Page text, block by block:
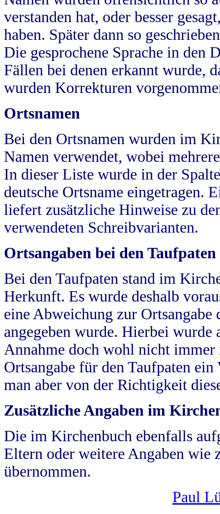
verstanden hat, oder besser
haben. Später dann so
Die gesprochene Sprache in
Fällen bei denen erkannt wurde,
wurden Korrekturen
Ortsnamen
Bei den Ortsnamen wurden im
Namen verwendet, wobei
In dieser Liste wurde in der
deutsche Ortsname eingetragen.
liefert zusätzliche Hinweise zu
verwendeten Schreibvarianten.
Ortsangaben bei den Taufpaten
Bei den Taufpaten stand im
Herkunft. Es wurde deshalb
eine Abweichung zur
angegeben wurde. Hierbei wurde
Annahme doch wohl nicht
Ortsangabe für den Taufpaten
man aber von der Richtigkeit
Zusätzliche Angaben im
Die im Kirchenbuch ebenfalls
Eltern oder weitere Angaben wie
übernommen.
Paul